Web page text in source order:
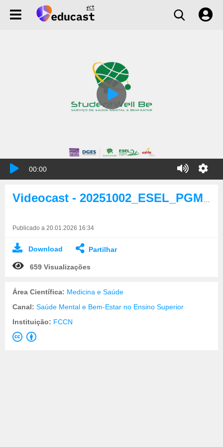
00:00
Publicado a 20.01.2026 16:34
Download Partilhar
659 Visualizações
Área Científica: Medicina e Saúde
Canal: Saúde Mental e Bem-Estar no Ensino Superior
Instituição: FCCN